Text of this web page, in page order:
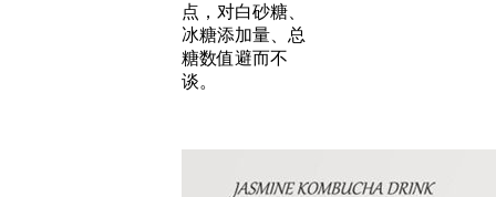
点，对白砂糖、
冰糖添加量、总
糖数值避而不
谈。